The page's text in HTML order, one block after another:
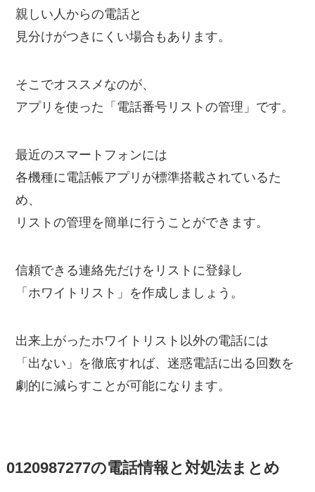
親しい人からの電話と
見分けがつきにくい場合もあります。
そこでオススメなのが、
アプリを使った「電話番号リストの管理」です。
最近のスマートフォンには
各機種に電話帳アプリが標準搭載されているた
め、
リストの管理を簡単に行うことができます。
信頼できる連絡先だけをリストに登録し
「ホワイトリスト」を作成しましょう。
出来上がったホワイトリスト以外の電話には
「出ない」を徹底すれば、迷惑電話に出る回数を
劇的に減らすことが可能になります。
0120987277の電話情報と対処法まとめ